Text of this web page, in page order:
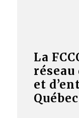
La
réseau
et
Québec